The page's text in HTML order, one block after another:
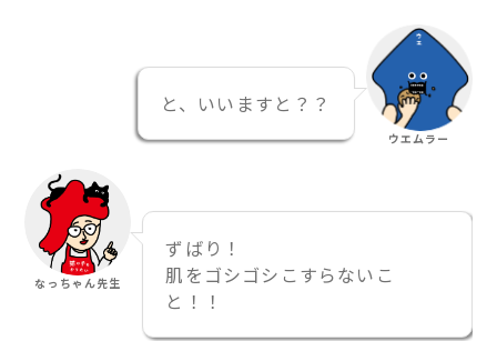
と、いいますと？？
ウエムラー
なっちゃん先生
ずばり！
肌をゴシゴシこすらないこ
と！！